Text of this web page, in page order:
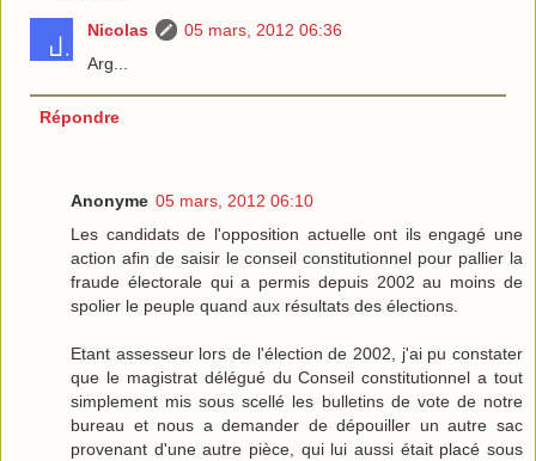
Nicolas
05 mars, 2012 06:36
Arg...
Répondre
Anonyme 05 mars, 2012 06:10
Les candidats de l'opposition actuelle ont ils engagé une
action afin de saisir le conseil constitutionnel pour pallier la
fraude électorale qui a permis depuis 2002 au moins de
spolier le peuple quand aux résultats des élections.
Etant assesseur lors de l'élection de 2002, j'ai pu constater
que le magistrat délégué du Conseil constitutionnel a tout
simplement mis sous scellé les bulletins de vote de notre
bureau et nous a demander de dépouiller un autre sac
provenant d'une autre pièce, qui lui aussi était placé sous